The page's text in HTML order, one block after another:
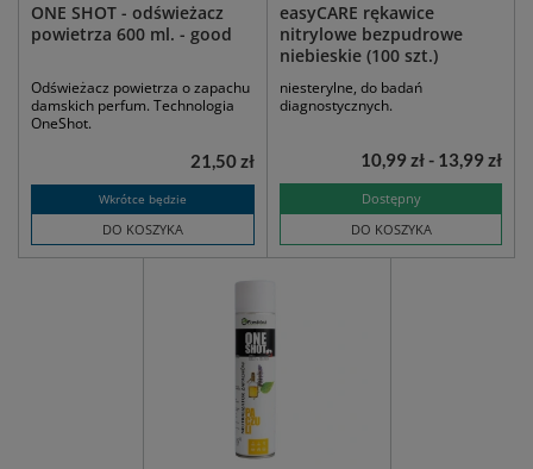
ONE SHOT - odświeżacz
powietrza 600 ml. - good
Odświeżacz powietrza o zapachu
damskich perfum. Technologia
OneShot.
Wkrótce będzie
DO KOSZYKA
21,50 zł
easyCARE rękawice
nitrylowe bezpudrowe
niebieskie (100 szt.)
niesterylne, do badań
diagnostycznych.
Dostępny
DO KOSZYKA
10,99 zł - 13,99 zł